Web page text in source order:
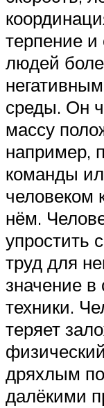
терпение и
людей
среды. Он
массу
например,
команды
человеком
нём.
упростить
труд для
значение в
техники.
теряет
дряхлым
далёкими